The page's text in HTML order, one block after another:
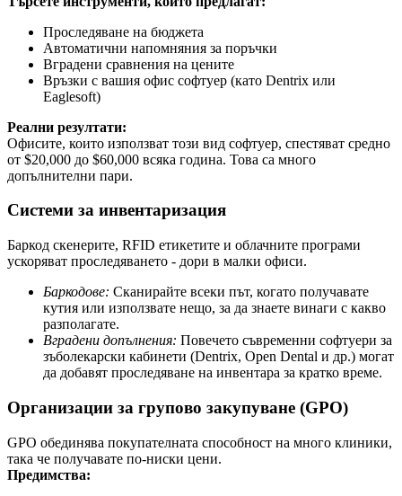
Проследяване на бюджета
Автоматични напомняния за поръчки
Вградени сравнения на цените
Връзки с вашия офис софтуер (като Dentrix или
Eaglesoft)
Реални резултати:
Офисите, които използват този вид софтуер, спестяват средно
от $20,000 до $60,000 всяка година. Това са много
допълнителни пари.
Системи за инвентаризация
Баркод скенерите, RFID етикетите и облачните програми
ускоряват проследяването - дори в малки офиси.
Баркодове: Сканирайте всеки път, когато получавате
кутия или използвате нещо, за да знаете винаги с какво
разполагате.
Вградени допълнения: Повечето съвременни софтуери за
зъболекарски кабинети (Dentrix, Open Dental и др.) могат
да добавят проследяване на инвентара за кратко време.
Организации за групово закупуване (GPO)
GPO обединява покупателната способност на много клиники,
така че получавате по-ниски цени.
Предимства: